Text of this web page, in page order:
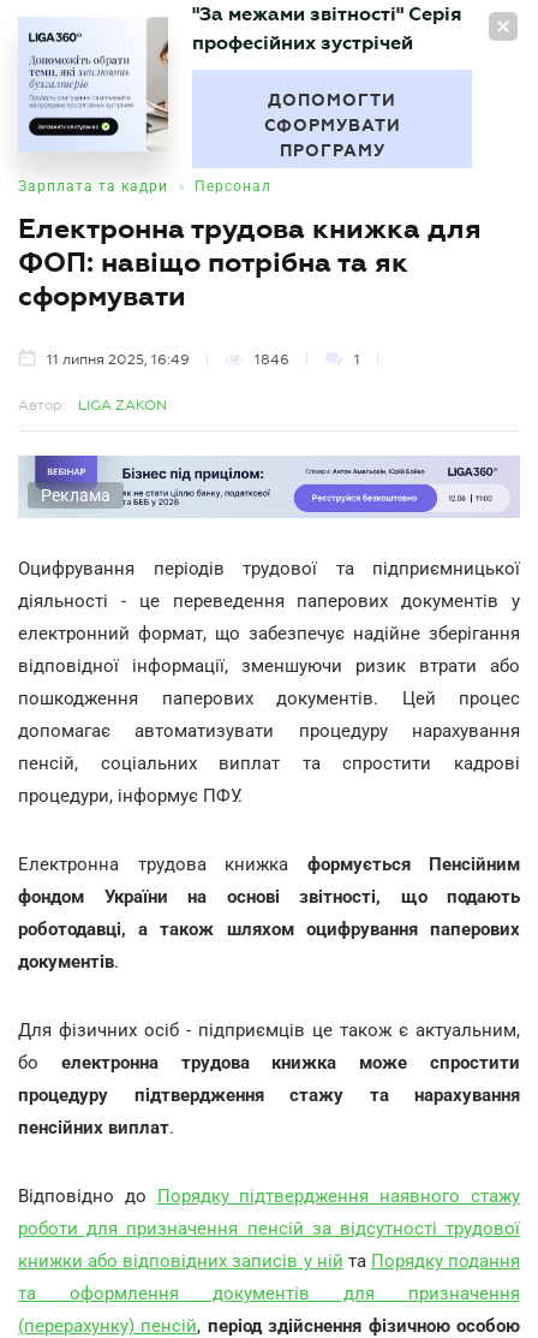
UA
БУХГАЛТЕР
"За межами звітності" Серія
професійних зустрічей
ДОПОМОГТИ
СФОРМУВАТИ
ПРОГРАМУ
Зарплата та кадри • Персонал
Електронна трудова книжка для
ФОП: навіщо потрібна та як
сформувати
11 липня 2025, 16:49 1846 1
Автор: LIGA ZAKON
Реклама
Оцифрування періодів трудової та підприємницької
діяльності - це переведення паперових документів у
електронний формат, що забезпечує надійне зберігання
відповідної інформації, зменшуючи ризик втрати або
пошкодження паперових документів. Цей процес
допомагає автоматизувати процедуру нарахування
пенсій, соціальних виплат та спростити кадрові
процедури, інформує ПФУ.
Електронна трудова книжка формується Пенсійним
фондом України на основі звітності, що подають
роботодавці, а також шляхом оцифрування паперових
документів.
Для фізичних осіб - підприємців це також є актуальним,
бо електронна трудова книжка може спростити
процедуру підтвердження стажу та нарахування
пенсійних виплат.
Відповідно до Порядку підтвердження наявного стажу
роботи для призначення пенсій за відсутності трудової
книжки або відповідних записів у ній та Порядку подання
та оформлення документів для призначення
(перерахунку) пенсій, період здійснення фізичною особою